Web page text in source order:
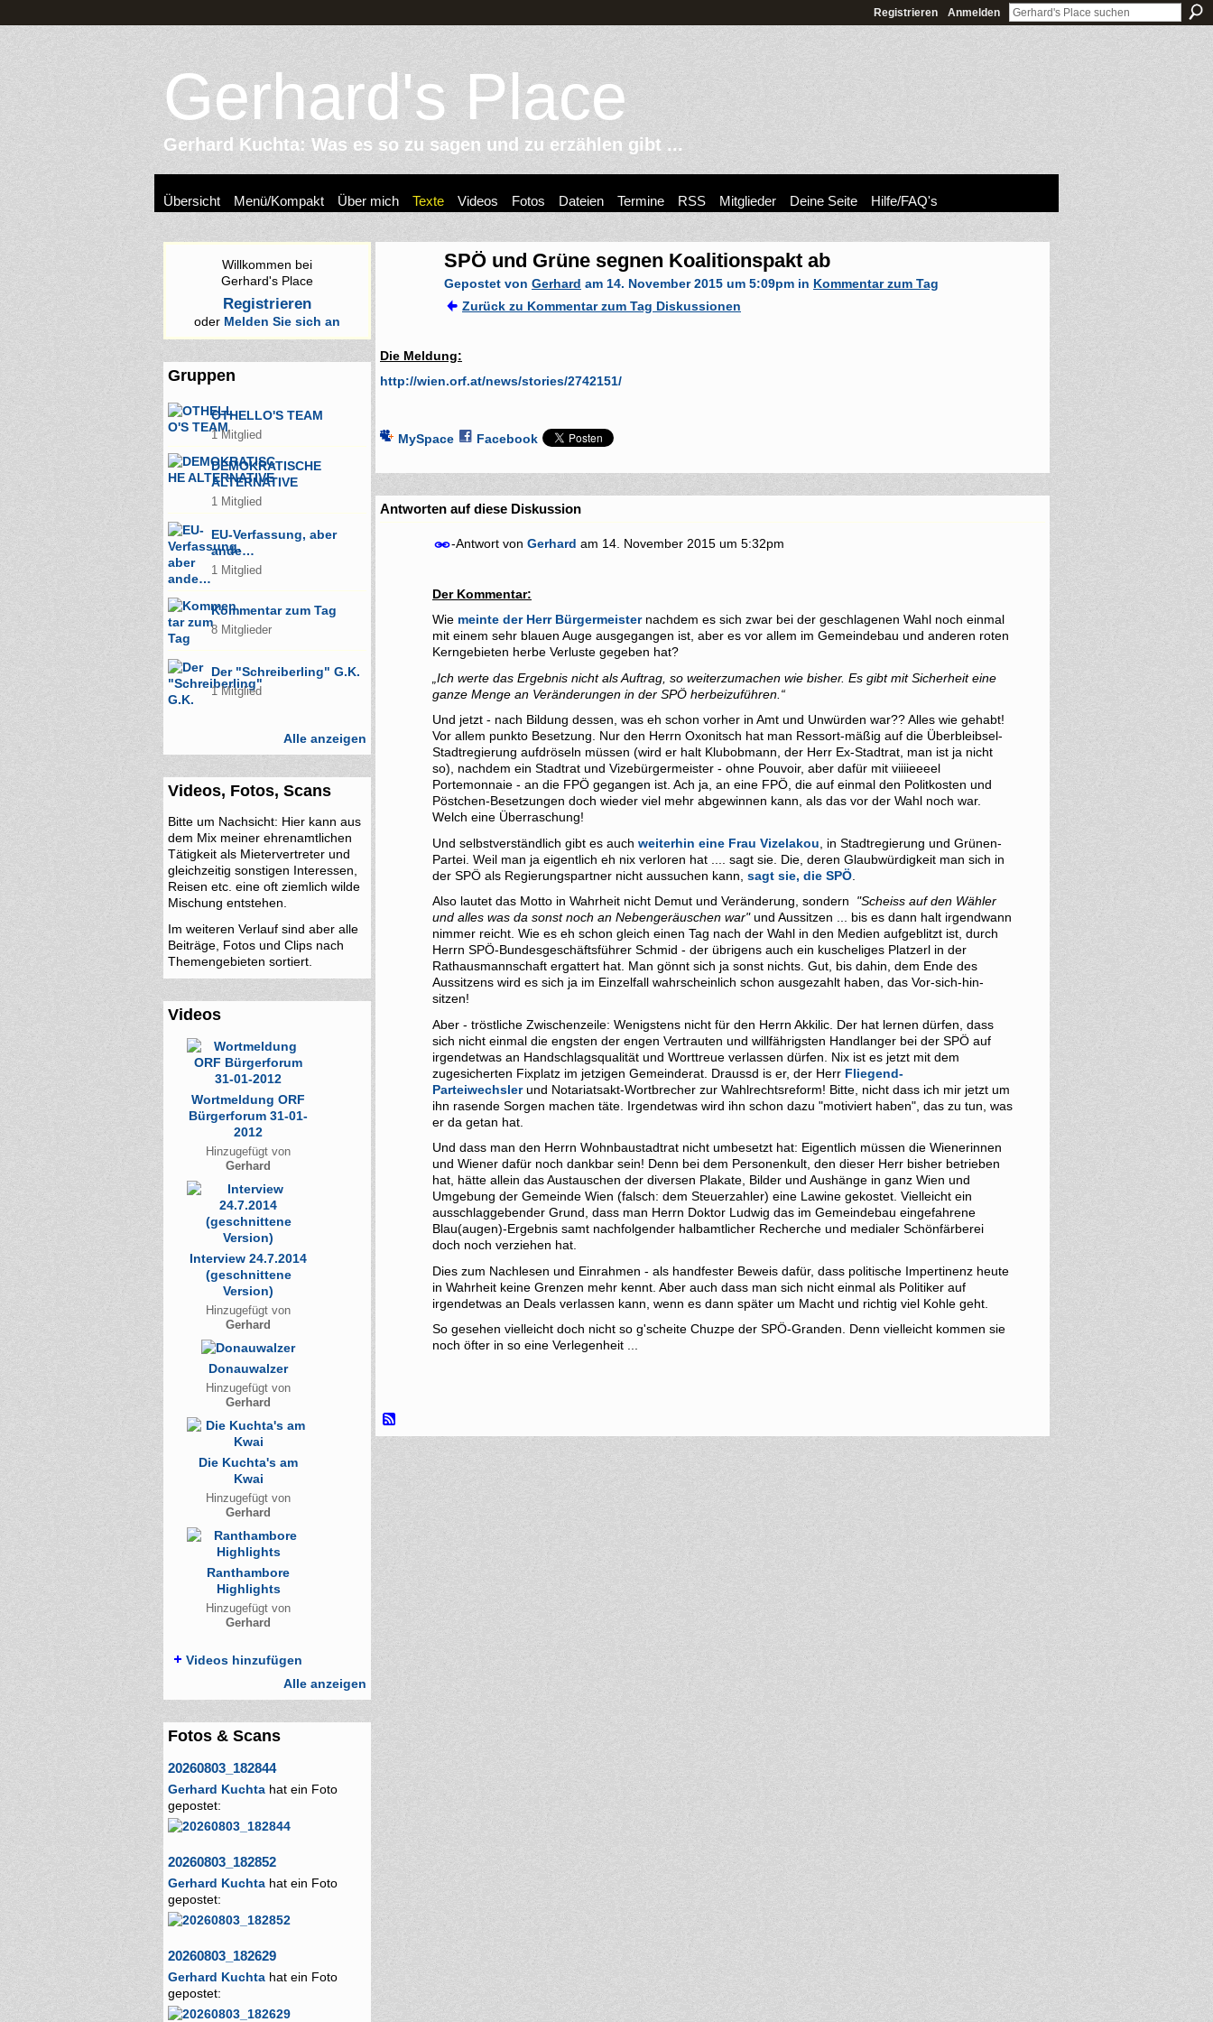
Registrieren Anmelden
Gerhard's Place
Gerhard Kuchta: Was es so zu sagen und zu erzählen gibt ...
Übersicht Menü/Kompakt Über mich Texte Videos Fotos Dateien Termine RSS Mitglieder Deine Seite Hilfe/FAQ's
Willkommen bei
Gerhard's Place
Registrieren
oder Melden Sie sich an
Gruppen
OTHELLO'S TEAM
1 Mitglied
DEMOKRATISCHE
ALTERNATIVE
1 Mitglied
EU-Verfassung, aber
ande…
1 Mitglied
Kommentar zum Tag
8 Mitglieder
Der "Schreiberling" G.K.
1 Mitglied
Alle anzeigen
Videos, Fotos, Scans
Bitte um Nachsicht: Hier kann aus
dem Mix meiner ehrenamtlichen
Tätigkeit als Mietervertreter und
gleichzeitig sonstigen Interessen,
Reisen etc. eine oft ziemlich wilde
Mischung entstehen.
Im weiteren Verlauf sind aber alle
Beiträge, Fotos und Clips nach
Themengebieten sortiert.
Videos
Wortmeldung ORF
Bürgerforum 31-01-
2012
Hinzugefügt von
Gerhard
Interview 24.7.2014
(geschnittene
Version)
Hinzugefügt von
Gerhard
Donauwalzer
Hinzugefügt von
Gerhard
Die Kuchta's am
Kwai
Hinzugefügt von
Gerhard
Ranthambore
Highlights
Hinzugefügt von
Gerhard
Videos hinzufügen
Alle anzeigen
Fotos & Scans
20260803_182844
Gerhard Kuchta hat ein Foto
gepostet:
20260803_182852
Gerhard Kuchta hat ein Foto
gepostet:
20260803_182629
Gerhard Kuchta hat ein Foto
gepostet:
SPÖ und Grüne segnen Koalitionspakt ab
Gepostet von Gerhard am 14. November 2015 um 5:09pm in Kommentar zum Tag
Zurück zu Kommentar zum Tag Diskussionen
Die Meldung:
http://wien.orf.at/news/stories/2742151/
MySpace Facebook
Antworten auf diese Diskussion
-Antwort von Gerhard am 14. November 2015 um 5:32pm
Der Kommentar:
Wie meinte der Herr Bürgermeisternachdem es sich zwar bei der geschlagenen Wahl noch einmal
mit einem sehr blauen Auge ausgegangen ist, aber es vor allem im Gemeindebau und anderen roten
Kerngebieten herbe Verluste gegeben hat?
„Ich werte das Ergebnis nicht als Auftrag, so weiterzumachen wie bisher. Es gibt mit Sicherheit eine
ganze Menge an Veränderungen in der SPÖ herbeizuführen.“
Und jetzt - nach Bildung dessen, was eh schon vorher in Amt und Unwürden war?? Alles wie gehabt!
Vor allem punkto Besetzung. Nur den Herrn Oxonitsch hat man Ressort-mäßig auf die Überbleibsel-
Stadtregierung aufdröseln müssen (wird er halt Klubobmann, der Herr Ex-Stadtrat, man ist ja nicht
so), nachdem ein Stadtrat und Vizebürgermeister - ohne Pouvoir, aber dafür mit viiiieeeel
Portemonnaie - an die FPÖ gegangen ist. Ach ja, an eine FPÖ, die auf einmal den Politkosten und
Pöstchen-Besetzungen doch wieder viel mehr abgewinnen kann, als das vor der Wahl noch war.
Welch eine Überraschung!
Und selbstverständlich gibt es auch weiterhin eine Frau Vizelakou , in Stadtregierung und Grünen-
Partei. Weil man ja eigentlich eh nix verloren hat .... sagt sie. Die, deren Glaubwürdigkeit man sich in
der SPÖ als Regierungspartner nicht aussuchen kann, sagt sie, die SPÖ
Also lautet das Motto in Wahrheit nicht Demut und Veränderung, sondern "Scheiss auf den Wähler
und alles was da sonst noch an Nebengeräuschen war"und Aussitzen ... bis es dann halt irgendwann
nimmer reicht. Wie es eh schon gleich einen Tag nach der Wahl in den Medien aufgeblitzt ist, durch
Herrn SPÖ-Bundesgeschäftsführer Schmid - der übrigens auch ein kuscheliges Platzerl in der
Rathausmannschaft ergattert hat. Man gönnt sich ja sonst nichts. Gut, bis dahin, dem Ende des
Aussitzens wird es sich ja im Einzelfall wahrscheinlich schon ausgezahlt haben, das Vor-sich-hin-
sitzen!
Aber - tröstliche Zwischenzeile: Wenigstens nicht für den Herrn Akkilic. Der hat lernen dürfen, dass
sich nicht einmal die engsten der engen Vertrauten und willfährigsten Handlanger bei der SPÖ auf
irgendetwas an Handschlagsqualität und Worttreue verlassen dürfen. Nix ist es jetzt mit dem
zugesicherten Fixplatz im jetzigen Gemeinderat. Draussd is er, der Herr Fliegend-
Parteiwechslerund Notariatsakt-Wortbrecher zur Wahlrechtsreform! Bitte, nicht dass ich mir jetzt um
ihn rasende Sorgen machen täte. Irgendetwas wird ihn schon dazu "motiviert haben", das zu tun, was
er da getan hat.
Und dass man den Herrn Wohnbaustadtrat nicht umbesetzt hat: Eigentlich müssen die Wienerinnen
und Wiener dafür noch dankbar sein! Denn bei dem Personenkult, den dieser Herr bisher betrieben
hat, hätte allein das Austauschen der diversen Plakate, Bilder und Aushänge in ganz Wien und
Umgebung der Gemeinde Wien (falsch: dem Steuerzahler) eine Lawine gekostet. Vielleicht ein
ausschlaggebender Grund, dass man Herrn Doktor Ludwig das im Gemeindebau eingefahrene
Blau(augen)-Ergebnis samt nachfolgender halbamtlicher Recherche und medialer Schönfärberei
doch noch verziehen hat.
Dies zum Nachlesen und Einrahmen - als handfester Beweis dafür, dass politische Impertinenz heute
in Wahrheit keine Grenzen mehr kennt. Aber auch dass man sich nicht einmal als Politiker auf
irgendetwas an Deals verlassen kann, wenn es dann später um Macht und richtig viel Kohle geht.
So gesehen vielleicht doch nicht so g'scheite Chuzpe der SPÖ-Granden. Denn vielleicht kommen sie
noch öfter in so eine Verlegenheit ...